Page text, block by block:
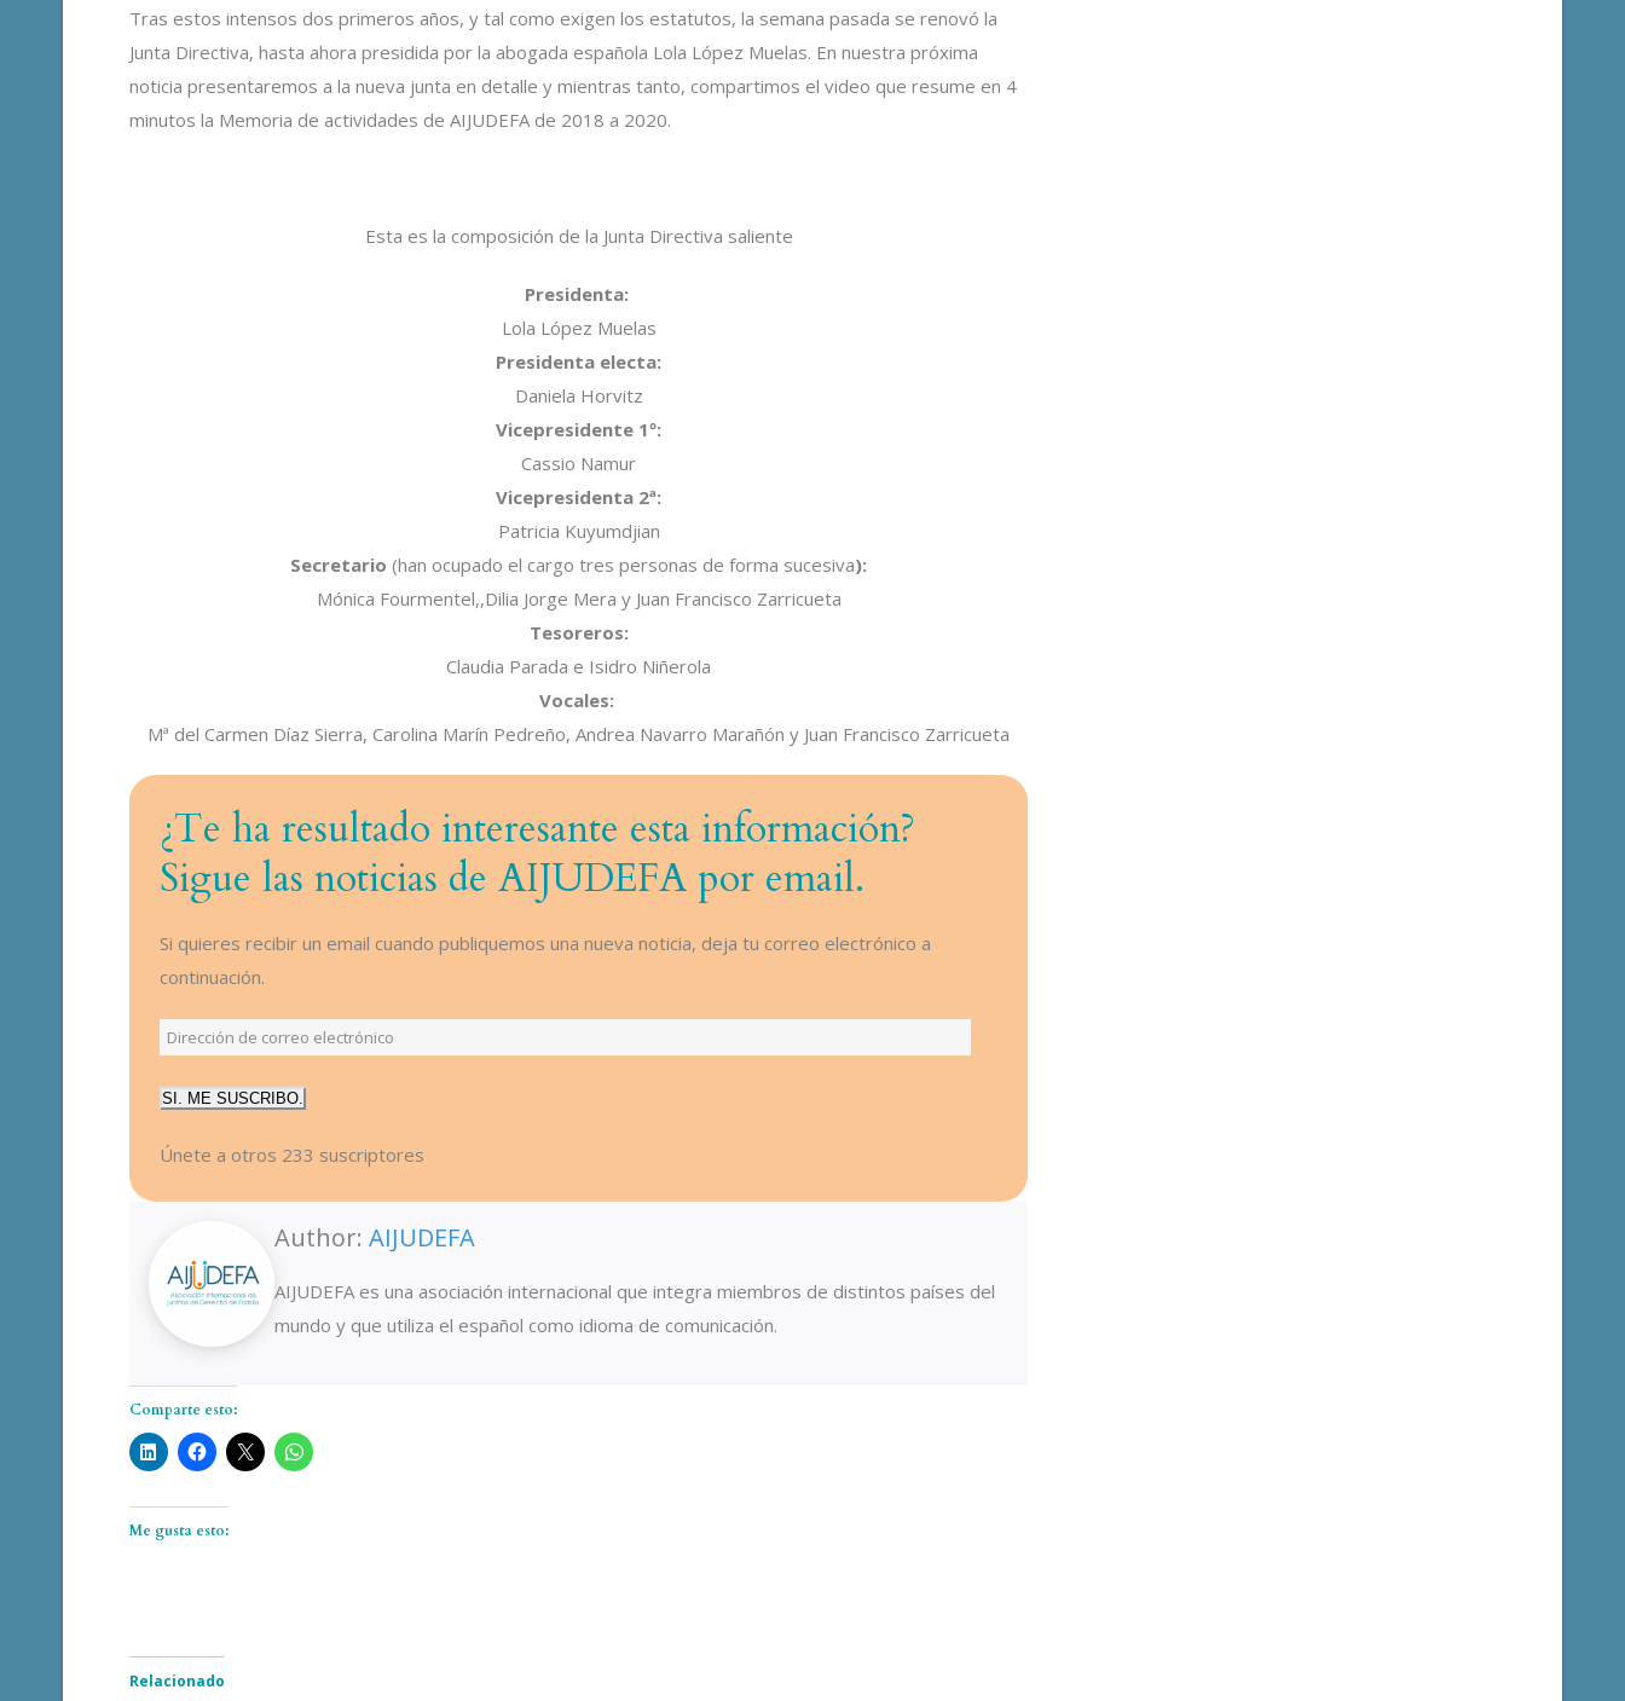
Tras estos intensos dos primeros años, y tal como exigen los estatutos, la semana pasada se renovó la
Junta Directiva, hasta ahora presidida por la abogada española Lola López Muelas. En nuestra próxima
noticia presentaremos a la nueva junta en detalle y mientras tanto, compartimos el video que resume en 4
minutos la Memoria de actividades de AIJUDEFA de 2018 a 2020.
Esta es la composición de la Junta Directiva saliente
Presidenta:
Lola López Muelas
Presidenta electa:
Daniela Horvitz
Vicepresidente 1º:
Cassio Namur
Vicepresidenta 2ª:
Patricia Kuyumdjian
Secretario(han ocupado el cargo tres personas de forma sucesiva):
Mónica Fourmentel,,Dilia Jorge Mera y Juan Francisco Zarricueta
Tesoreros:
Claudia Parada e Isidro Niñerola
Vocales:
Mª del Carmen Díaz Sierra, Carolina Marín Pedreño, Andrea Navarro Marañón y Juan Francisco Zarricueta
¿Te ha resultado interesante esta información?
Sigue las noticias de AIJUDEFA por email.
Si quieres recibir un email cuando publiquemos una nueva noticia, deja tu correo electrónico a
continuación.
Dirección
correo
SI. ME SUSCRIBO.
Únete a otros 233 suscriptores
Author:AIJUDEFA
AIJUDEFA es una asociación internacional que integra miembros de distintos países del
mundo y que utiliza el español como idioma de comunicación.
Comparte esto:
Me gusta esto:
Relacionado